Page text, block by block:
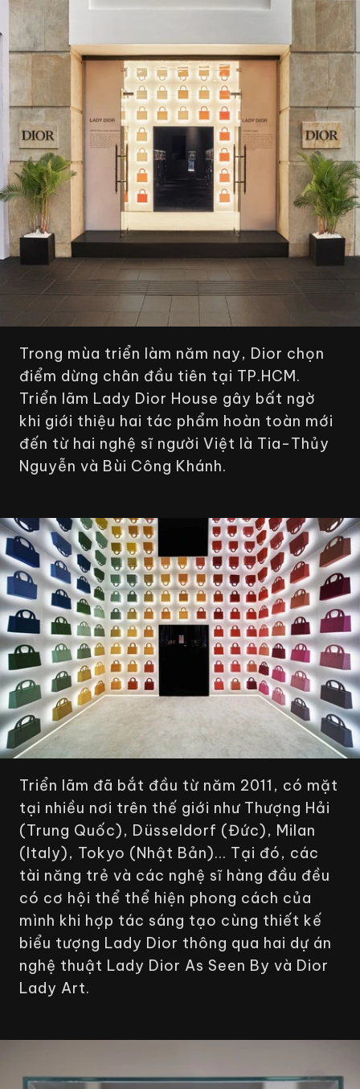
Trong mùa triển làm năm nay, Dior chọn
điểm dừng chân đầu tiên tại TP.HCM.
Triển lãm Lady Dior House gây bất ngờ
khi giới thiệu hai tác phẩm hoàn toàn mới
đến từ hai nghệ sĩ người Việt là Tia-Thủy
Nguyễn và Bùi Công Khánh.
Triển lãm đã bắt đầu từ năm 2011, có mặt
tại nhiều nơi trên thế giới như Thượng Hải
(Trung Quốc), Düsseldorf (Đức), Milan
(Italy), Tokyo (Nhật Bản)... Tại đó, các
tài năng trẻ và các nghệ sĩ hàng đầu đều
có cơ hội thể thể hiện phong cách của
mình khi hợp tác sáng tạo cùng thiết kế
biểu tượng Lady Dior thông qua hai dự án
nghệ thuật Lady Dior As Seen By và Dior
Lady Art.